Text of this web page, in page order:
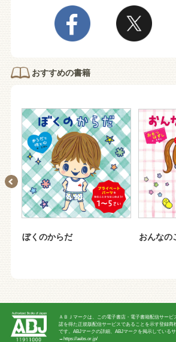
おすすめの書籍
ぼくのからだ おんなの
ＡＢＪマークは、この電子書店・電子書籍配信サー
諾を得た正規版配信サービスであることを示す登録商
です。ABJマークの詳細、ABJマークを掲示している
→ https://aebs.or.jp/